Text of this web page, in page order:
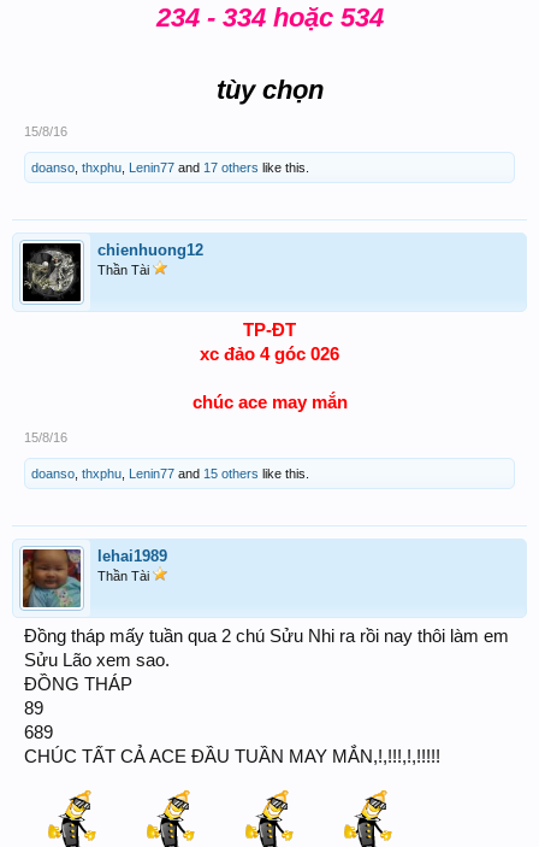
234 - 334 hoặc 534
tùy chọn
15/8/16
doanso thxphu Lenin77 and 17 others like this.
chienhuong12
Thần Tài
TP-ĐT
xc đảo 4 góc 026
chúc ace may mắn
15/8/16
doanso thxphu Lenin77 and 15 others like this.
lehai1989
Thần Tài
Đồng tháp mấy tuần qua 2 chú Sửu Nhi ra rồi nay thôi làm em
Sửu Lão xem sao.
ĐỒNG THÁP
89
689
CHÚC TẤT CẢ ACE ĐẦU TUẦN MAY MẮN,!,!!!,!,!!!!!